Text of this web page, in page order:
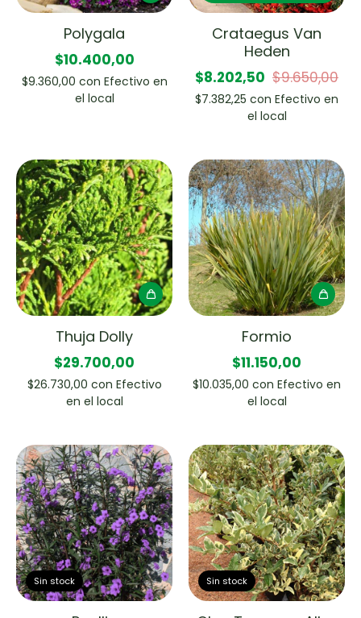
Polygala
$10.400,00
$9.360,00 con Efectivo en
el local
Crataegus Van
Heden
$8.202,50 $9.650,00
$7.382,25 con Efectivo en
el local
Thuja Dolly
$29.700,00
$26.730,00 con Efectivo
en el local
Formio
$11.150,00
$10.035,00 con Efectivo en
el local
Sin stock Sin stock